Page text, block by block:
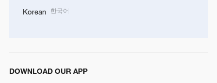
Korean 한국어
DOWNLOAD OUR APP